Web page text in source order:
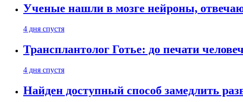
Ученые нашли в мозге нейроны,
4 дня спустя
Трансплантолог Готье: до печати
4 дня спустя
Найден доступный способ замедлить